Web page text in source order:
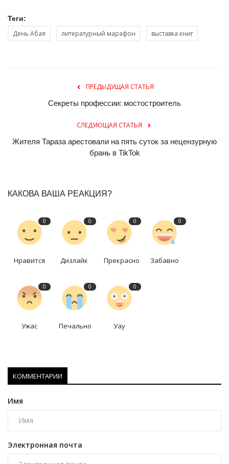
Теги:
День Абая литературный марафон выставка книг
ПРЕДЫДУЩАЯ СТАТЬЯ
Секреты профессии: мостостроитель
СЛЕДУЮЩАЯ СТАТЬЯ
Жителя Тараза арестовали на пять суток за нецензурную
брань в TikTok
КАКОВА ВАША РЕАКЦИЯ?
0
Нравится
0
Дизлайк
0
Прекрасно
0
Забавно
0
Ужас
0
Печально
0
Уау
КОММЕНТАРИИ
Имя
Электронная почта